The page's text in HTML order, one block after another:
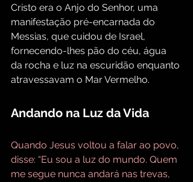
Cristo era o Anjo do Senhor, uma
manifestação pré-encarnada do
Messias, que cuidou de Israel,
fornecendo-lhes pão do céu, água
da rocha e luz na escuridão enquanto
atravessavam o Mar Vermelho.
Andando na Luz da Vida
Quando Jesus voltou a falar ao povo,
disse: “Eu sou a luz do mundo. Quem
me segue nunca andará nas trevas,